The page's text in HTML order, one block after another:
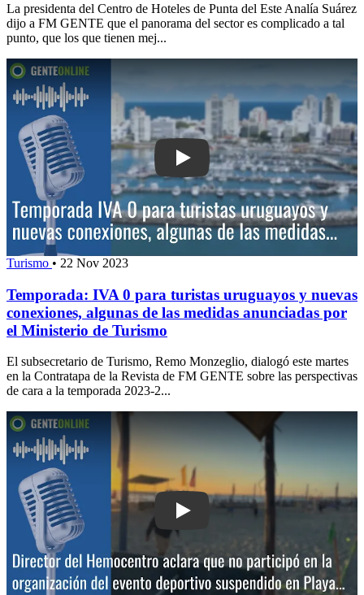
La presidenta del Centro de Hoteles de Punta del Este Analía Suárez
dijo a FM GENTE que el panorama del sector es complicado a tal
punto, que los que tienen mej...
Play: Temporada: IVA 0 para turistas
Turismo • 22 Nov 2023
Temporada: IVA 0 para turistas uruguayos y nuevas
conexiones, algunas de las medidas anunciadas por
el Ministerio de Turismo
El subsecretario de Turismo, Remo Monzeglio, dialogó este martes
en la Contratapa de la Revista de FM GENTE sobre las perspectivas
de cara a la temporada 2023-2...
Play: Director del Hemocentro aclara